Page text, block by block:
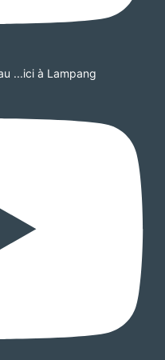
...ici à Lampang